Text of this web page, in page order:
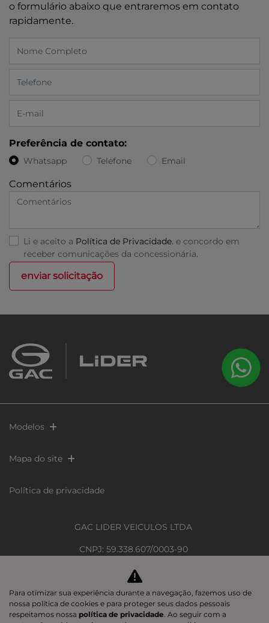
o formulário abaixo que entraremos em contato
rapidamente.
Preferência de contato:
Whatsapp Telefone Email
Comentários
Li e aceito a Política de Privacidade. e concordo em
receber comunicações da concessionária.
enviar solicitação
Modelos
Mapa do site
Política de privacidade
GAC LIDER VEICULOS LTDA
CNPJ: 59.338.607/0003-90
Avenida Cezar Hilal, 1391 - Santa Lúcia, - 29056-083
Desacelere. Seu bem maior é a vida.
Para otimizar sua experiência durante a navegação, fazemos uso de
nossa política de cookies e para proteger seus dados pessoais
respeitamos nossa política de privacidade . Ao seguir com a